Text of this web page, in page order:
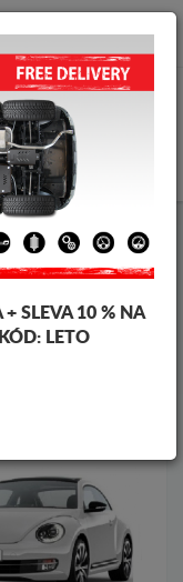
Značky
SLEVA 10 % NA
LETO